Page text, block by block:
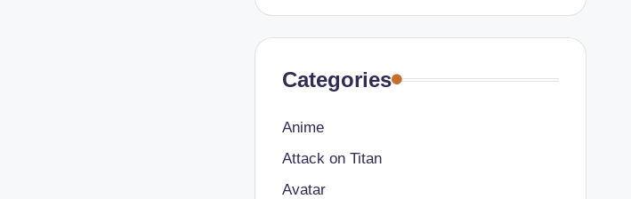
Categories
Anime
Attack on Titan
Avatar